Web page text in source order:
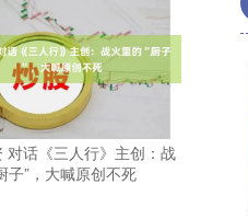
对话《三人行》主创：战
子”，大喊原创不死